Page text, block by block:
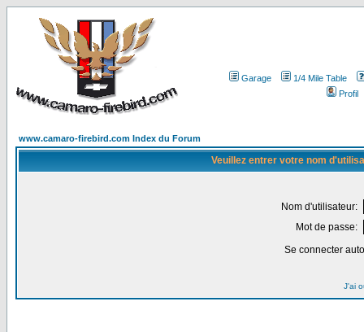
Garage
1/4 Mile Table
Profil
www.camaro-firebird.com Index du Forum
Veuillez entrer votre nom
Nom d'utilisateur:
Mot de passe:
Se connecter
J'ai